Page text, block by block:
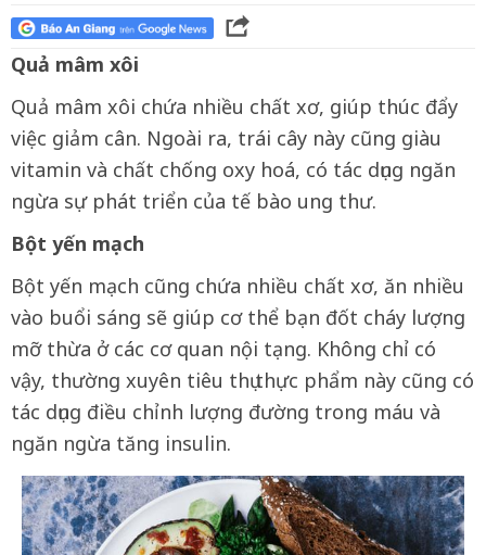
Quả mâm xôi
Quả mâm xôi chứa nhiều chất xơ, giúp thúc đẩy
việc giảm cân. Ngoài ra, trái cây này cũng giàu
vitamin và chất chống oxy hoá, có tác dụng ngăn
ngừa sự phát triển của tế bào ung thư.
Bột yến mạch
Bột yến mạch cũng chứa nhiều chất xơ, ăn nhiều
vào buổi sáng sẽ giúp cơ thể bạn đốt cháy lượng
mỡ thừa ở các cơ quan nội tạng. Không chỉ có
vậy, thường xuyên tiêu thụ thực phẩm này cũng có
tác dụng điều chỉnh lượng đường trong máu và
ngăn ngừa tăng insulin.